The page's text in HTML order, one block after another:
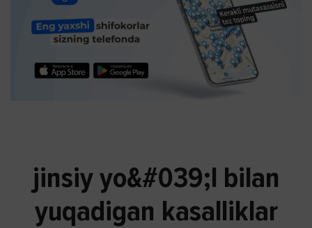
jinsiy yo&#039;l bilan
yuqadigan kasalliklar